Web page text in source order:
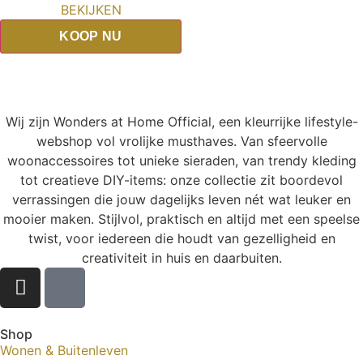
BEKIJKEN
KOOP NU
Wij zijn Wonders at Home Official, een kleurrijke lifestyle-
webshop vol vrolijke musthaves. Van sfeervolle
woonaccessoires tot unieke sieraden, van trendy kleding
tot creatieve DIY-items: onze collectie zit boordevol
verrassingen die jouw dagelijks leven nét wat leuker en
mooier maken. Stijlvol, praktisch en altijd met een speelse
twist, voor iedereen die houdt van gezelligheid en
creativiteit in huis en daarbuiten.
Shop
Wonen & Buitenleven